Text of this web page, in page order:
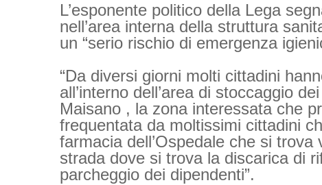
L’esponente politico della Lega
nell’area interna della struttura
un “serio rischio di emergenza
“Da diversi giorni molti cittadini
all’interno dell’area di stoccaggio
Maisano , la zona interessata che
frequentata da moltissimi cittadini
farmacia dell’Ospedale che si
strada dove si trova la discarica di
parcheggio dei dipendenti”.